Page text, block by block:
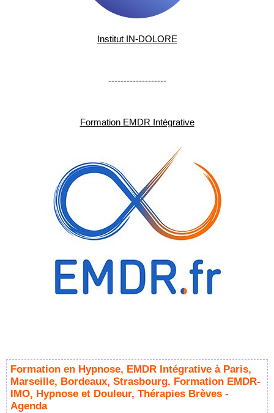
Institut IN-DOLORE
-------------------
Formation EMDR Intégrative
Formation en Hypnose, EMDR Intégrative à Paris,
Marseille, Bordeaux, Strasbourg. Formation EMDR-
IMO, Hypnose et Douleur, Thérapies Brèves -
Agenda